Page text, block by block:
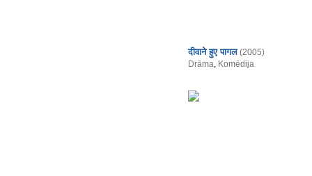
दीवाने हुए पागल (2005)
Drāma, Komēdija